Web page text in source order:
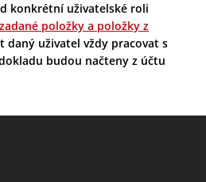
konkrétní uživatelské roli
položky a položky z
daný uživatel vždy pracovat s
budou načteny z účtu